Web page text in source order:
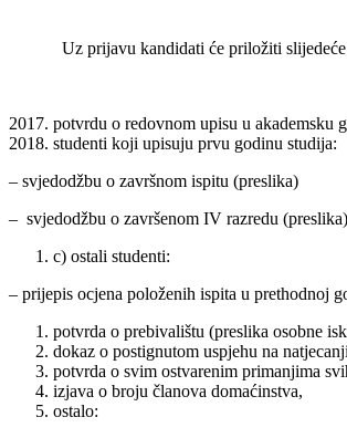
Uz prijavu kandidati će priložiti slijedeće
potvrdu o redovnom upisu u akademsku
studenti koji upisuju prvu godinu studija:
– svjedodžbu o završnom ispitu (preslika)
– svjedodžbu o završenom IV razredu (preslika)
c) ostali studenti:
– prijepis ocjena položenih ispita u prethodnoj
potvrda o prebivalištu (preslika osobne
dokaz o postignutom uspjehu na
potvrda o svim ostvarenim primanjima
izjava o broju članova domaćinstva,
ostalo: